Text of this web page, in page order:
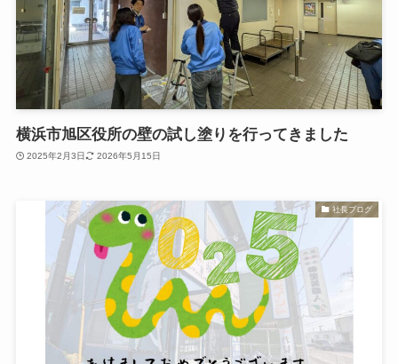
横浜市旭区役所の壁の試し塗りを行ってきました
2025年2月3日 2026年5月15日
社長ブログ